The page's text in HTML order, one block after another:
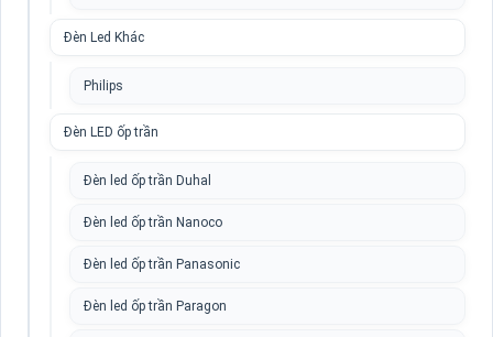
Đèn Led Khác
Philips
Đèn LED ốp trần
Đèn led ốp trần Duhal
Đèn led ốp trần Nanoco
Đèn led ốp trần Panasonic
Đèn led ốp trần Paragon